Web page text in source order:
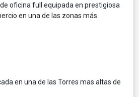
oficina full equipada en prestigiosa
en una de las zonas más
en una de las Torres mas altas de